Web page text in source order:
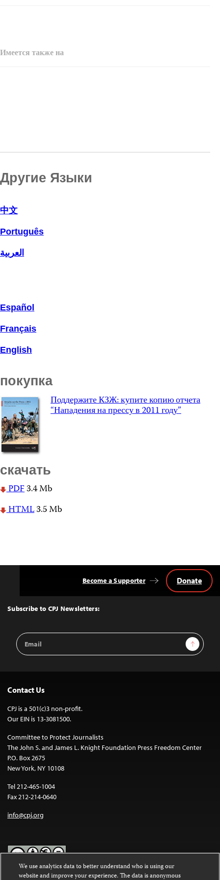
Имеется также на
Другие Языки
中文
Português
العربية
Español
Français
English
покупка
Поддержите КЗЖ: купите копию отчета
“Нападения на прессу в 2011 году”
скачать
PDF3.4 Mb
HTML3.5 Mb
Top
Subscribe to CPJ Newsletters:
Email
Address
Sign Up
Become a Supporter Donate
Contact Us
CPJ is a 501(c)3 non-profit.
Our EIN is 13-3081500.
Committee to Protect Journalists
The John S. and James L. Knight Foundation Press Freedom Center
P.O. Box 2675
New York, NY 10108
Tel 212-465-1004
Fax 212-214-0640
info@cpj.org
We use analytics data to better understand who is using our
website and improve your experience. The data is anonymous